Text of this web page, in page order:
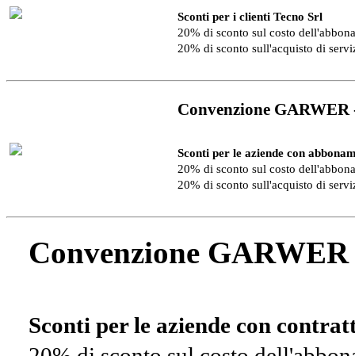
Sconti per i clienti Tecno Srl
20% di sconto sul costo
20% di sconto sull'acquisto di
Convenzione
Sconti per le aziende con
20% di sconto sul costo
20% di sconto sull'acquisto di
Convenzione
Sconti per le aziende con